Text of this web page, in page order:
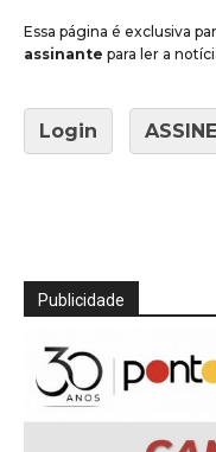
Essa página é exclusiva
assinante para ler a
Login
Publicidade